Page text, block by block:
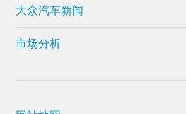
大众汽车新闻
市场分析